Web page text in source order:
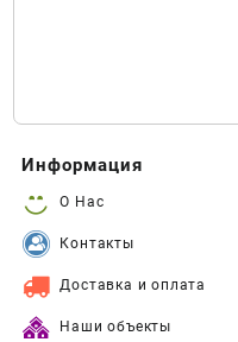
Информация
О Нас
Контакты
Доставка и оплата
Наши объекты